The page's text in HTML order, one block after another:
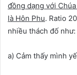
đồng dạng với
là Hôn Phu. Ratio
nhiều thách đố như:
a) Cảm thấy mình